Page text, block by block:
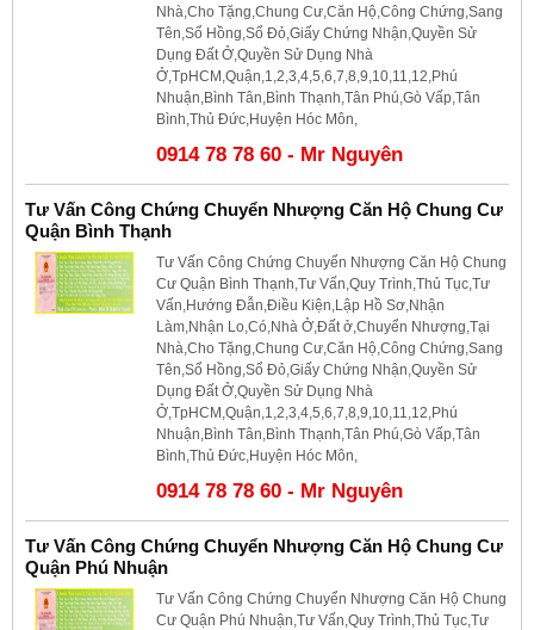
Nhà,Cho Tặng,Chung Cư,Căn Hộ,Công Chứng,Sang
Tên,Sổ Hồng,Sổ Đỏ,Giấy Chứng Nhận,Quyền Sử
Dụng Đất Ở,Quyền Sử Dụng Nhà
Ở,TpHCM,Quận,1,2,3,4,5,6,7,8,9,10,11,12,Phú
Nhuận,Bình Tân,Bình Thạnh,Tân Phú,Gò Vấp,Tân
Bình,Thủ Đức,Huyện Hóc Môn,
0914 78 78 60 - Mr Nguyên
Tư Vấn Công Chứng Chuyển Nhượng Căn Hộ Chung Cư
Quận Bình Thạnh
Tư Vấn Công Chứng Chuyển Nhượng Căn Hộ Chung
Cư Quận Bình Thạnh,Tư Vấn,Quy Trình,Thủ Tục,Tư
Vấn,Hướng Đẫn,Điều Kiện,Lập Hồ Sơ,Nhận
Làm,Nhận Lo,Có,Nhà Ở,Đất ở,Chuyển Nhượng,Tại
Nhà,Cho Tặng,Chung Cư,Căn Hộ,Công Chứng,Sang
Tên,Sổ Hồng,Sổ Đỏ,Giấy Chứng Nhận,Quyền Sử
Dụng Đất Ở,Quyền Sử Dụng Nhà
Ở,TpHCM,Quận,1,2,3,4,5,6,7,8,9,10,11,12,Phú
Nhuận,Bình Tân,Bình Thạnh,Tân Phú,Gò Vấp,Tân
Bình,Thủ Đức,Huyện Hóc Môn,
0914 78 78 60 - Mr Nguyên
Tư Vấn Công Chứng Chuyển Nhượng Căn Hộ Chung Cư
Quận Phú Nhuận
Tư Vấn Công Chứng Chuyển Nhượng Căn Hộ Chung
Cư Quận Phú Nhuận,Tư Vấn,Quy Trình,Thủ Tục,Tư